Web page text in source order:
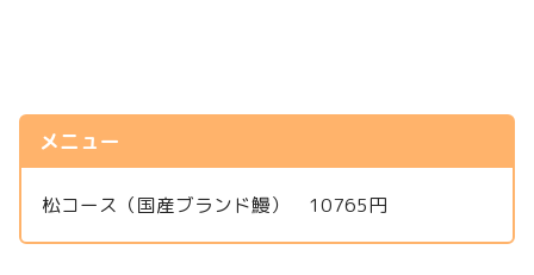
メニュー
松コース（国産ブランド鰻） 10765円